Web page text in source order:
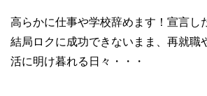
高らかに仕事や学校辞めます！宣言し
結局ロクに成功できないまま、再就職
活に明け暮れる日々・・・